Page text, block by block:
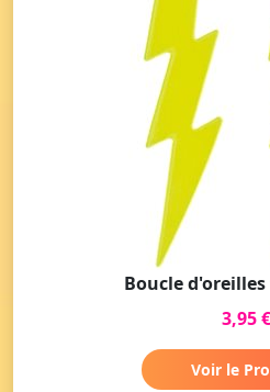
Boucle
3,95 €
Voir le